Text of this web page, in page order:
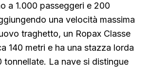
a 1.000 passeggeri e 200
una velocità massima
traghetto, un Ropax Classe
140 metri e ha una stazza lorda
tonnellate. La nave si distingue